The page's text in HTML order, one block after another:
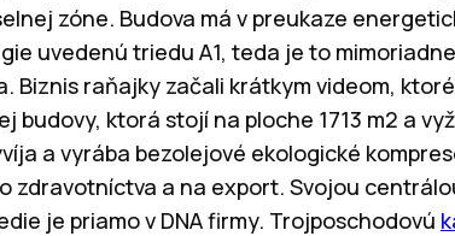
zóne. Budova má v preukaze
uvedenú triedu A1, teda je to
Biznis raňajky začali krátkym videom,
budovy, ktorá stojí na ploche 1713 m2 a
a vyrába bezolejové ekologické
zdravotníctva a na export. Svojou
je priamo v DNA firmy. Trojposchodovú